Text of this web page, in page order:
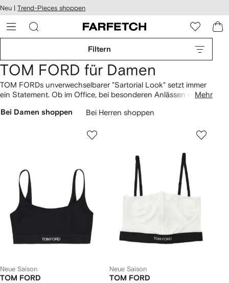
zum
Neu | Trend-Pieces shoppen
Filtern
TOM FORD für Damen
TOM FORDs unverwechselbarer "Sartorial Look" setzt immer
ein Statement. Ob im Office, bei besonderen Anlässen oder
eine zeitlose Raffinesse aus und brillieren durch ihre stilvolle
und die atemberaubendenBlazer
. Abgerundet wird der Look
Mehr
Bei Damen shoppen Bei Herren shoppen
Neue Saison
TOM FORD
Neue Saison
TOM FORD